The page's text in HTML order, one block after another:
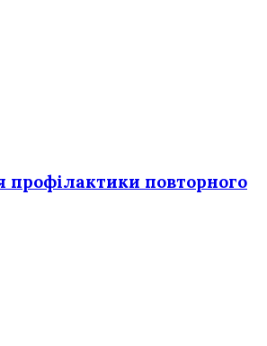
повторного